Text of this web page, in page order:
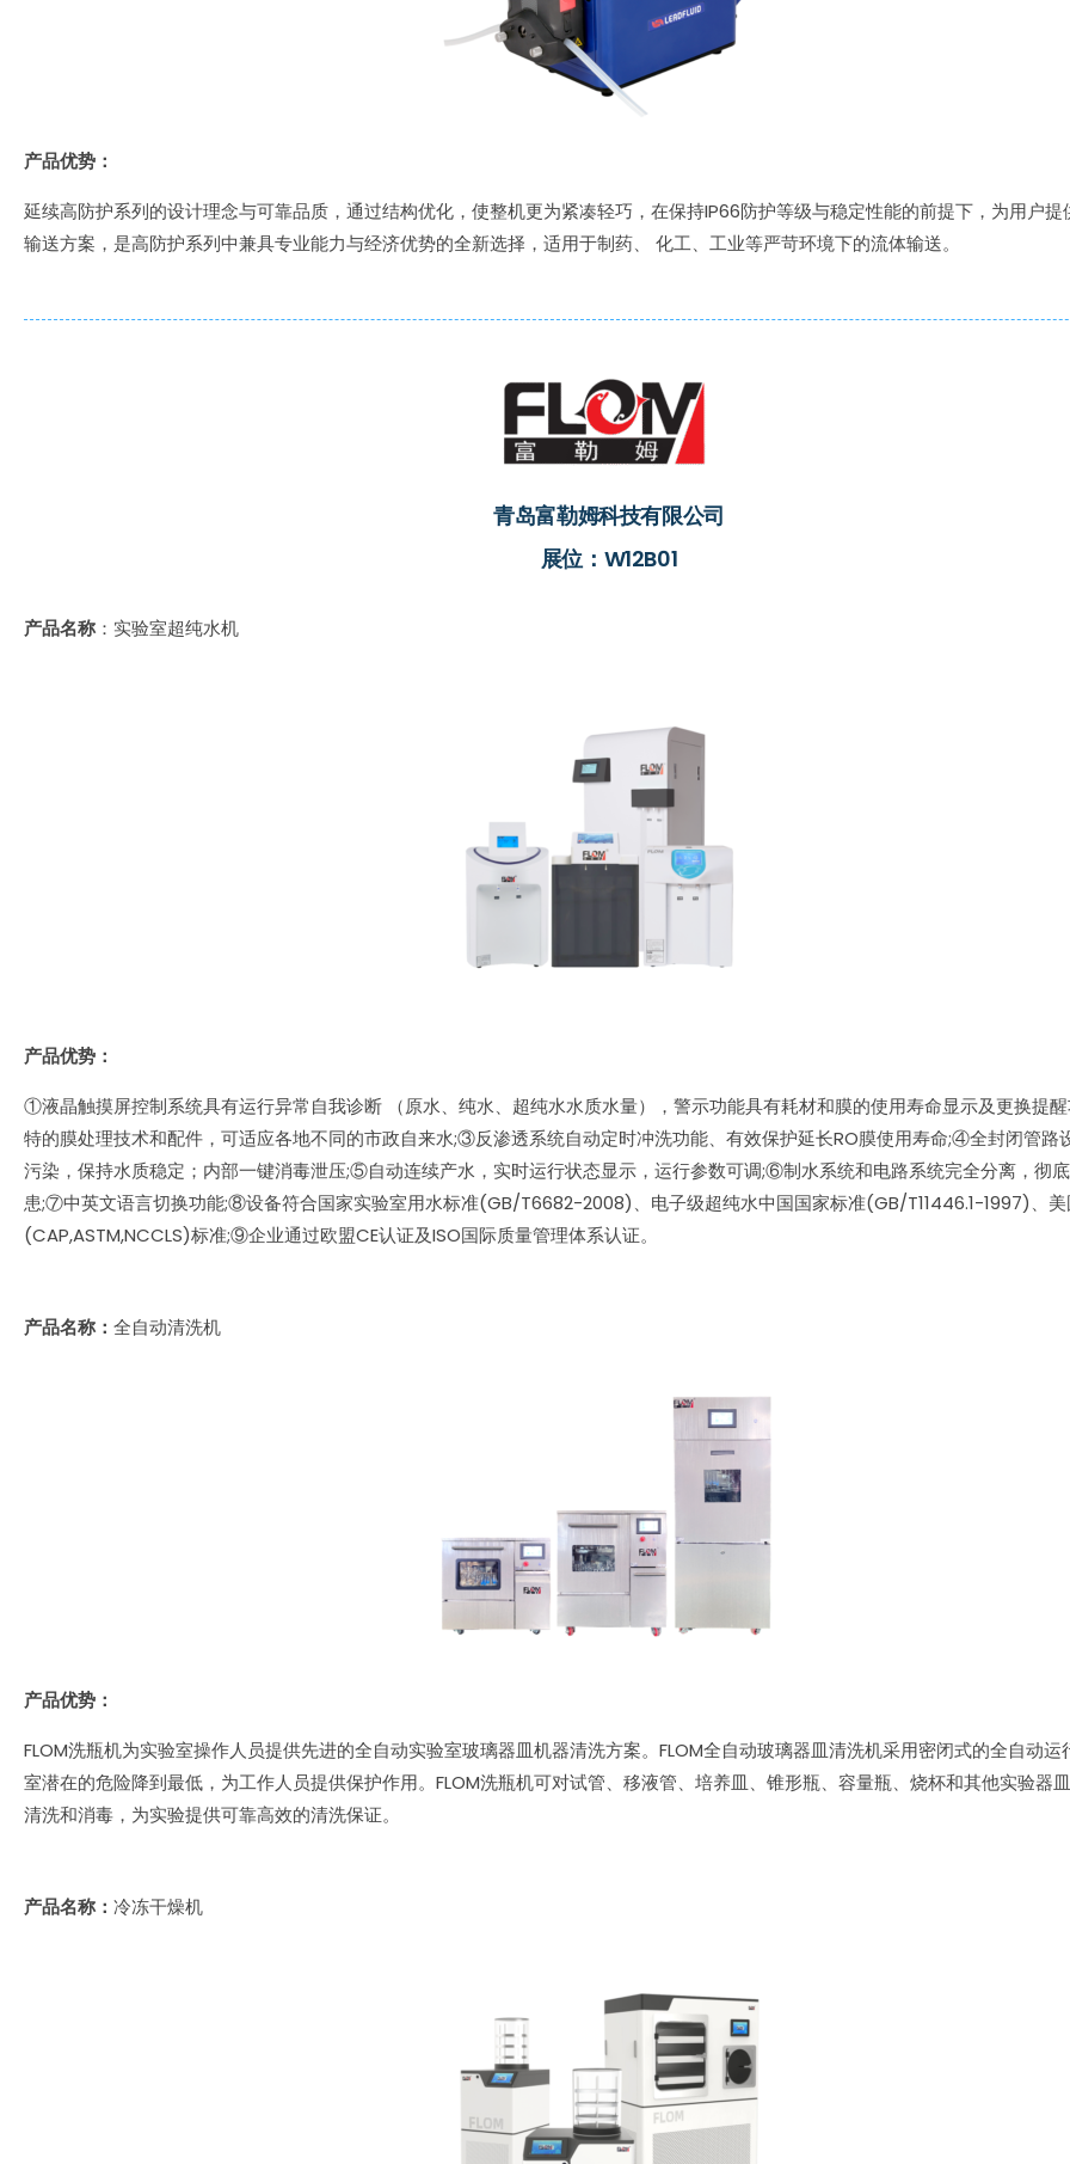
产品优势：
延续高防护系列的设计理念与可靠品质，通过结构优化，使整机更为紧凑轻巧，在保持IP66防护等级与稳定性能的前提下，为用户提
输送方案，是高防护系列中兼具专业能力与经济优势的全新选择，适用于制药、 化工、工业等严苛环境下的流体输送。
青岛富勒姆科技有限公司
展位：W12B01
产品名称 ：实验室超纯水机
产品优势：
①液晶触摸屏控制系统具有运行异常自我诊断 （原水、纯水、超纯水水质水量），警示功能具有耗材和膜的使用寿命显示及更换提
特的膜处理技术和配件，可适应各地不同的市政自来水;③反渗透系统自动定时冲洗功能、有效保护延长RO膜使用寿命;④全封闭管路
污染，保持水质稳定；内部一键消毒泄压;⑤自动连续产水，实时运行状态显示，运行参数可调;⑥制水系统和电路系统完全分离，彻
患;⑦中英文语言切换功能;⑧设备符合国家实验室用水标准(GB/T6682-2008)、电子级超纯水中国国家标准(GB/T11446.1-1997)、美
(CAP,ASTM,NCCLS)标准;⑨企业通过欧盟CE认证及ISO国际质量管理体系认证。
产品名称： 全自动清洗机
产品优势：
FLOM洗瓶机为实验室操作人员提供先进的全自动实验室玻璃器皿机器清洗方案。FLOM全自动玻璃器皿清洗机采用密闭式的全自动运
室潜在的危险降到最低，为工作人员提供保护作用。FLOM洗瓶机可对试管、移液管、培养皿、锥形瓶、容量瓶、烧杯和其他实验器
清洗和消毒，为实验提供可靠高效的清洗保证。
产品名称： 冷冻干燥机